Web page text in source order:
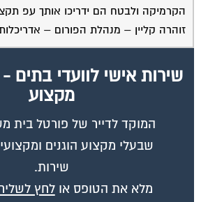
הקרמיקה ולבטח הם ידריכו אותך עפ
זוהרה קליין – מנהלת הפורום –
שירות אישי לוועדי בתים
מקצוע
המוקד לדייר של פורטל בית
שבעלי מקצוע הוגנים
שירות.
מלא את הטופס אולחץ